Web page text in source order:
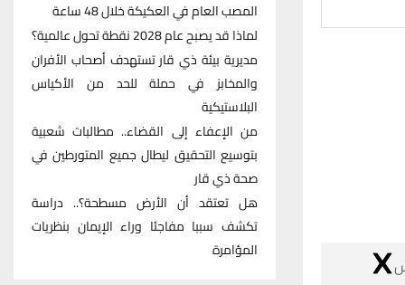
المصب العام في العكيكة خلال 48 ساعة
لماذا قد يصبح عام 2028 نقطة تحول عالمية؟
مديرية بيئة ذي قار تستهدف أصحاب الأفران
والمخابز في حملة للحد من الأكياس
البلاستيكية
من الإعفاء إلى القضاء.. مطالبات شعبية
بتوسيع التحقيق ليطال جميع المتورطين في
صحة ذي قار
هل تعتقد أن الأرض مسطحة؟.. دراسة
تكشف سببا مفاجئا وراء الإيمان بنظريات
المؤامرة